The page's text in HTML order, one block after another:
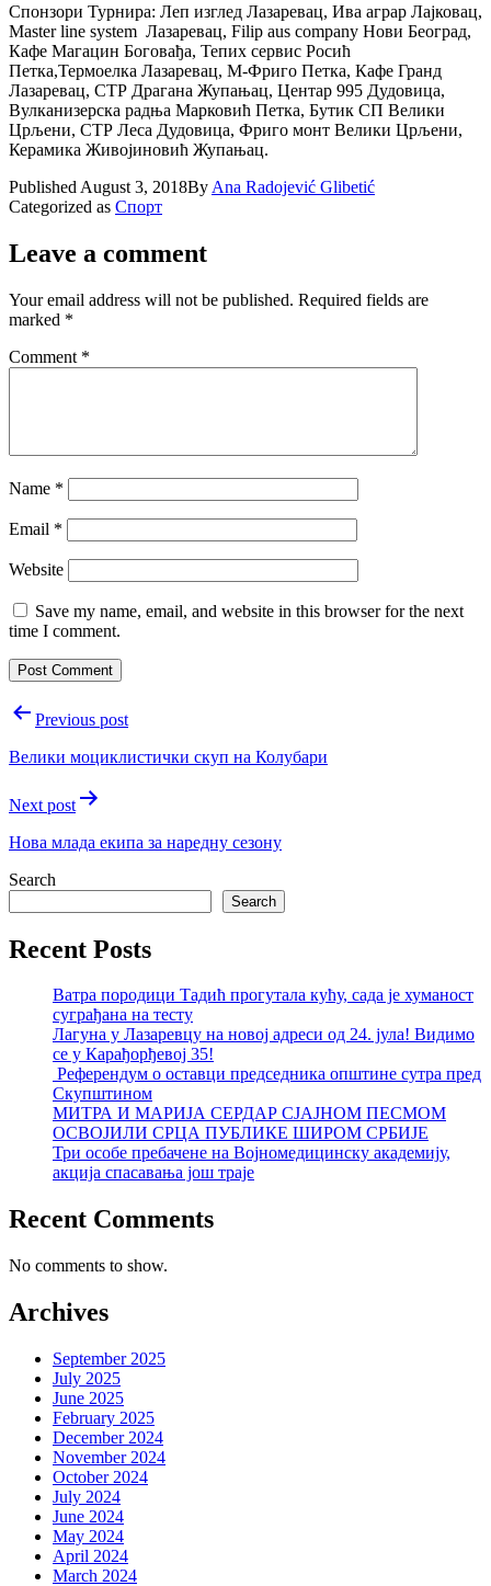
Спонзори Турнира: Леп изглед Лазаревац, Ива аграр Лајковац,
Master line system Лазаревац, Filip aus company Нови Београд,
Кафе Магацин Боговађа, Тепих сервис Росић
Петка,Термоелка Лазаревац, М-Фриго Петка, Кафе Гранд
Лазаревац, СТР Драгана Жупањац, Центар 995 Дудовица,
Вулканизерска радња Марковић Петка, Бутик СП Велики
Црљени, СТР Леса Дудовица, Фриго монт Велики Црљени,
Керамика Живојиновић Жупањац.
Published August 3, 2018By Ana Radojević Glibetić
Categorized as Спорт
Leave a comment
Your email address will not be published. Required fields are
marked *
Comment *
Name *
Email *
Website
Save my name, email, and website in this browser for the next
time I comment.
PostPrevious post
Велики моциклистички скуп на Колубари
Next post
Нова млада екипа за наредну сезону
Search
Search
Recent Posts
Ватра породици Тадић прогутала кућу, сада је хуманост
суграђана на тесту
Лагуна у Лазаревцу на новој адреси од 24. јула! Видимо
се у Карађорђевој 35!
Референдум о оставци председника општине сутра пред
Скупштином
МИТРА И МАРИЈА СЕРДАР СЈАЈНОМ ПЕСМОМ
ОСВОЈИЛИ СРЦА ПУБЛИКЕ ШИРОМ СРБИЈЕ
Три особе пребачене на Војномедицинску академију,
акција спасавања још траје
Recent Comments
No comments to show.
Archives
September 2025
July 2025
June 2025
February 2025
December 2024
November 2024
October 2024
July 2024
June 2024
May 2024
April 2024
March 2024